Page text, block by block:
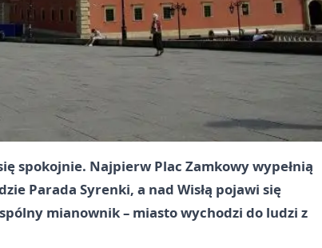
spokojnie. Najpierw Plac Zamkowy wypełnią
Parada Syrenki, a nad Wisłą pojawi się
mianownik – miasto wychodzi do ludzi z